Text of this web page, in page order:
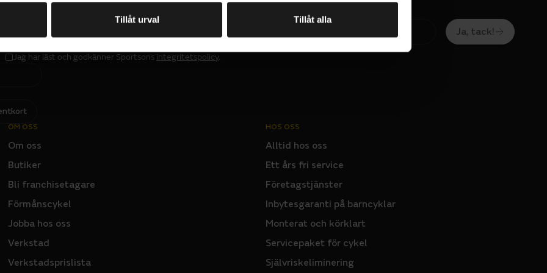
Tillåt urval Tillåt alla
PRENUMERERA PÅ VÅRT NYHETSBREV
A
L
I
Jag har läst och godkänner Sportsons integritetspolicy.
Ja, tack!
OM OSS
Om oss
Butiker
Bli franchisetagare
Förmånscykel
Jobba hos oss
Verkstad
Verkstadsprislista
HOS OSS
Alltid hos oss
Ett års fri service
Företagstjänster
Inbytesgaranti på barncyklar
Monterat och körklart
Servicepaket för cykel
Självriskeliminering